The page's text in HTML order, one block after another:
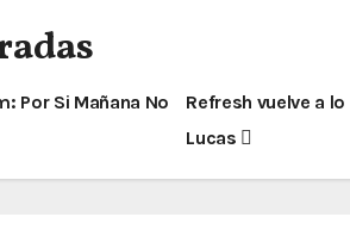
Por Si Mañana No
Refresh vuelve a
Lucas